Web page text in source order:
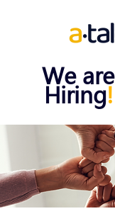
We are
Hiring!